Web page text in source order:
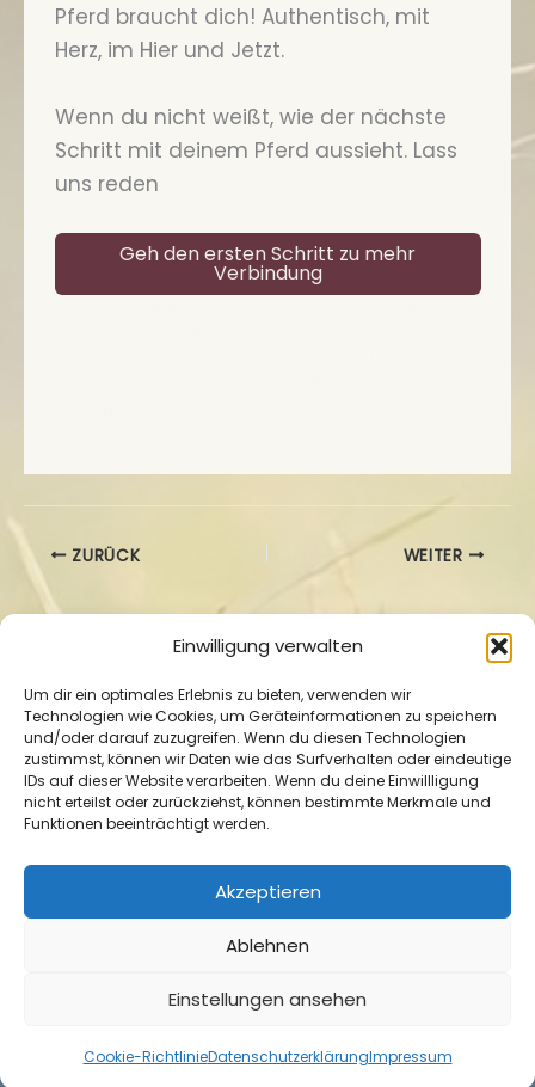
Einwilligung verwalten
Um dir ein optimales Erlebnis zu bieten, verwenden wir
Technologien wie Cookies, um Geräteinformationen zu speichern
und/oder darauf zuzugreifen. Wenn du diesen Technologien
zustimmst, können wir Daten wie das Surfverhalten oder eindeutige
IDs auf dieser Website verarbeiten. Wenn du deine Einwillligung
nicht erteilst oder zurückziehst, können bestimmte Merkmale und
Funktionen beeinträchtigt werden.
Akzeptieren
Ablehnen
Einstellungen ansehen
Cookie-RichtlinieDatenschutzerklärungImpressum
Pferd braucht dich! Authentisch, mit
Herz, im Hier und Jetzt.
Wenn du nicht weißt, wie der nächste
Schritt mit deinem Pferd aussieht. Lass
uns reden
Geh den ersten Schritt zu mehr
Verbindung
ZURÜCK WEITER
Impressum|Datenschutzerklärung|Cookie-
Richtlinie
Einklang & Balance | Präsentiert vonAstra-WordPress-